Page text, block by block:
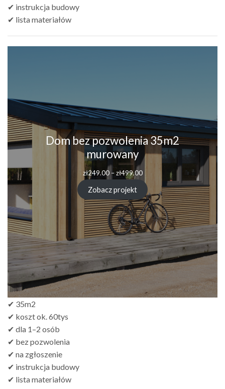
✔ instrukcja budowy
✔ lista materiałów
Dom bez pozwolenia 35m2
murowany
zł249.00 – zł499.00Zakres
od
zł249.00
do
zł499.00
Zobacz projekt
✔ 35m2
✔ koszt ok. 60tys
✔ dla 1–2 osób
✔ bez pozwolenia
✔ na zgłoszenie
✔ instrukcja budowy
✔ lista materiałów